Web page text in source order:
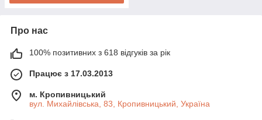
Про нас
100% позитивних з 618 відгуків за рік
Працює з 17.03.2013
м. Кропивницький
вул. Михайлівська, 83, Кропивницький, Україна